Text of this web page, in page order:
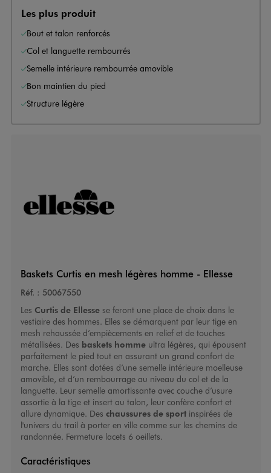
Les plus produit
Bout et talon renforcés
Col et languette rembourrés
Semelle intérieure rembourrée amovible
Bon maintien du pied
Structure légère
Baskets Curtis en mesh légères homme - Ellesse
Réf. : 50067550
Les Curtis de Ellessese feront une place de choix dans le
vestiaire des hommes. Elles se démarquent par leur tige en
mesh rehaussée d’empiècements en relief et de touches
métallisées. Des baskets hommeultra légères, qui épousent
parfaitement le pied tout en assurant un grand confort de
marche. Elles sont dotées d’une semelle intérieure moelleuse
amovible, et d’un rembourrage au niveau du col et de la
languette. Leur semelle amortissante avec couche d’usure
assortie à la tige et insert au talon, leur confère confort et
allure dynamique. Des chaussures de sportinspirées de
l'univers du trail à porter en ville comme sur les chemins de
randonnée. Fermeture lacets 6 oeillets.
Caractéristiques